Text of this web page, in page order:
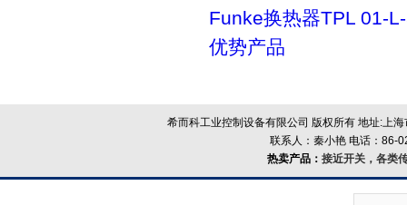
Funke换热器TPL 01-
优势产品
希而科工业控制设备有限公司 版权所有 地址:上
联系人：秦小艳 电话：86-
热卖产品： 接近开关，各类